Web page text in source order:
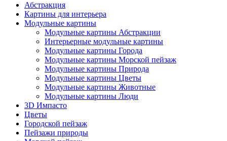
Абстракция
Картины для интерьера
Модульные картины
Модульные картины Абстракции
Интерьерные модульные картины
Модульные картины Города
Модульные картины Морской пейзаж
Модульные картины Природа
Модульные картины Цветы
Модульные картины Животные
Модульные картины Люди
3D Импасто
Цветы
Городской пейзаж
Пейзажи природы